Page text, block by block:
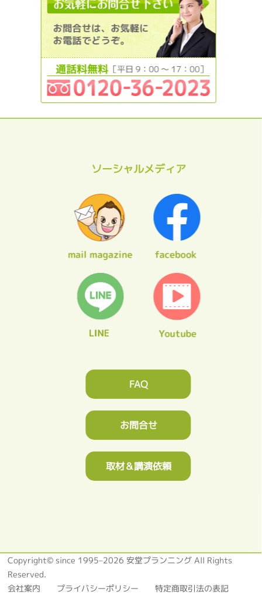
ソーシャルメディア
FAQ
お問合せ
取材＆講演依頼
Copyright© since 1995–2026 安堂プランニング All Rights
Reserved.
会社案内 プライバシーポリシー 特定商取引法の表記